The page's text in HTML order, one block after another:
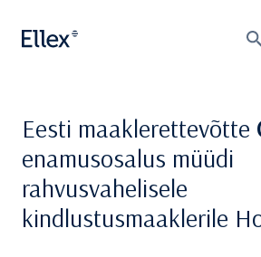
Eesti maaklerettevõtte
enamusosalus müüdi
rahvusvahelisele
kindlustusmaaklerile